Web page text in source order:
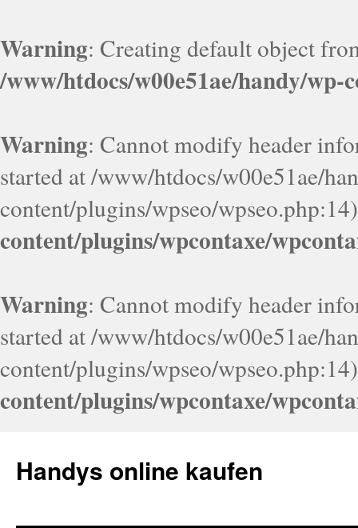
Warning: Creating default object
/www/htdocs/w00e51ae/handy/wp-
Warning: Cannot modify header
started at /www/htdocs/w00e51ae/
content/plugins/wpseo/
content/plugins/wpcontaxe/
Warning: Cannot modify header
started at /www/htdocs/w00e51ae/
content/plugins/wpseo/
content/plugins/wpcontaxe/
Handys online kaufen